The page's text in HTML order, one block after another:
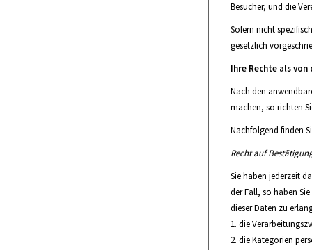
Besucher, und die
Sofern nicht
gesetzlich
Ihre Rechte als
Nach den
machen, so richten
Nachfolgend finden
Recht auf
Sie haben jederzeit
der Fall, so haben
dieser Daten zu
die
die Kategorien